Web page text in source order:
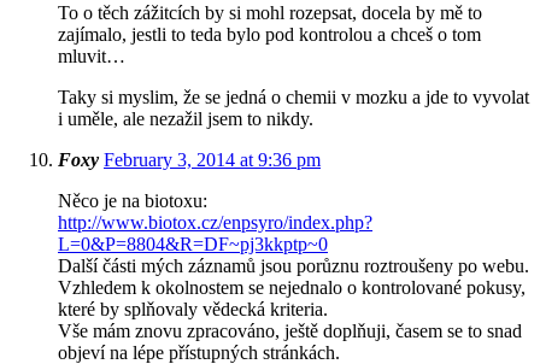
To o těch zážitcích by si mohl rozepsat, docela by mě to
zajímalo, jestli to teda bylo pod kontrolou a chceš o tom
mluvit…
Taky si myslim, že se jedná o chemii v mozku a jde to vyvolat
i uměle, ale nezažil jsem to nikdy.
Foxy February 3, 2014 at 9:36 pm
Něco je na biotoxu:
http://www.biotox.cz/enpsyro/index.php?
L=0&P=8804&R=DF~pj3kkptp~0
Další části mých záznamů jsou porůznu roztroušeny po webu.
Vzhledem k okolnostem se nejednalo o kontrolované pokusy,
které by splňovaly vědecká kriteria.
Vše mám znovu zpracováno, ještě doplňuji, časem se to snad
objeví na lépe přístupných stránkách.